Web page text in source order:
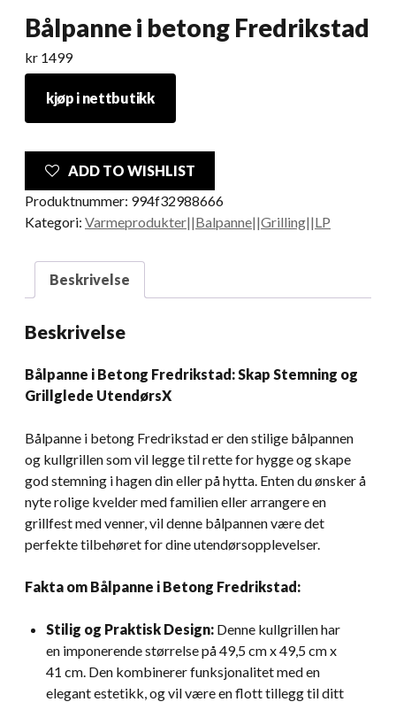
Bålpanne i betong Fredrikstad
kr 1499
kjøp i nettbutikk
ADD TO WISHLIST
Produktnummer: 994f32988666
Kategori: Varmeprodukter||Balpanne||Grilling||LP
Beskrivelse
Beskrivelse
Bålpanne i Betong Fredrikstad: Skap Stemning og
Grillglede UtendørsX
Bålpanne i betong Fredrikstad er den stilige bålpannen
og kullgrillen som vil legge til rette for hygge og skape
god stemning i hagen din eller på hytta. Enten du ønsker å
nyte rolige kvelder med familien eller arrangere en
grillfest med venner, vil denne bålpannen være det
perfekte tilbehøret for dine utendørsopplevelser.
Fakta om Bålpanne i Betong Fredrikstad:
Stilig og Praktisk Design: Denne kullgrillen har
en imponerende størrelse på 49,5 cm x 49,5 cm x
41 cm. Den kombinerer funksjonalitet med en
elegant estetikk, og vil være en flott tillegg til ditt